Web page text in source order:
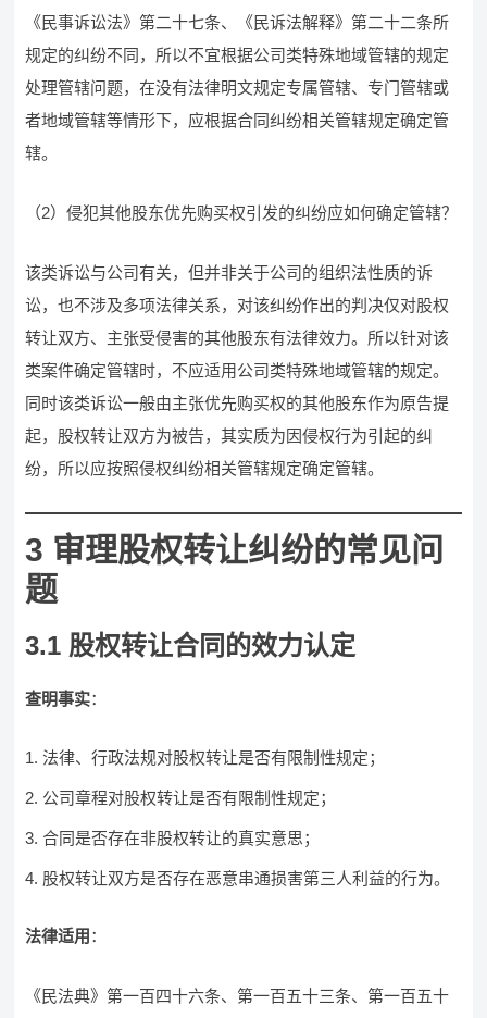
《民事诉讼法》第二十七条、《民诉法解释》第二十二条所
规定的纠纷不同，所以不宜根据公司类特殊地域管辖的规定
处理管辖问题，在没有法律明文规定专属管辖、专门管辖或
者地域管辖等情形下，应根据合同纠纷相关管辖规定确定管
辖。
（2）侵犯其他股东优先购买权引发的纠纷应如何确定管辖？
该类诉讼与公司有关，但并非关于公司的组织法性质的诉
讼，也不涉及多项法律关系，对该纠纷作出的判决仅对股权
转让双方、主张受侵害的其他股东有法律效力。所以针对该
类案件确定管辖时，不应适用公司类特殊地域管辖的规定。
同时该类诉讼一般由主张优先购买权的其他股东作为原告提
起，股权转让双方为被告，其实质为因侵权行为引起的纠
纷，所以应按照侵权纠纷相关管辖规定确定管辖。
3 审理股权转让纠纷的常见问
题
3.1 股权转让合同的效力认定
查明事实：
法律、行政法规对股权转让是否有限制性规定；
公司章程对股权转让是否有限制性规定；
合同是否存在非股权转让的真实意思；
股权转让双方是否存在恶意串通损害第三人利益的行为。
法律适用 ：
《民法典》第一百四十六条、第一百五十三条、第一百五十